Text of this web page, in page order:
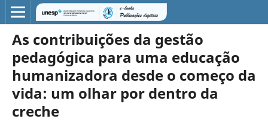
As contribuições da gestão
pedagógica para uma educação
humanizadora desde o começo da
vida: um olhar por dentro da
creche